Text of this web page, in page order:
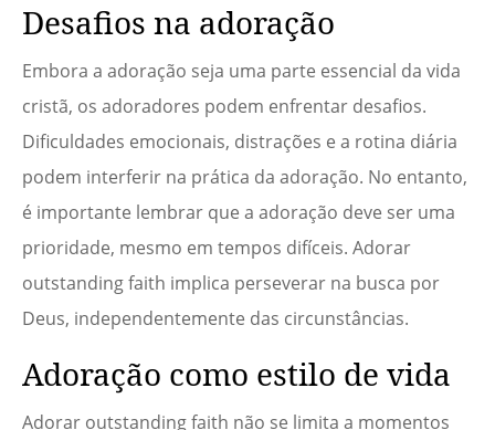
Desafios na adoração
Embora a adoração seja uma parte essencial da vida
cristã, os adoradores podem enfrentar desafios.
Dificuldades emocionais, distrações e a rotina diária
podem interferir na prática da adoração. No entanto,
é importante lembrar que a adoração deve ser uma
prioridade, mesmo em tempos difíceis. Adorar
outstanding faith implica perseverar na busca por
Deus, independentemente das circunstâncias.
Adoração como estilo de vida
Adorar outstanding faith não se limita a momentos